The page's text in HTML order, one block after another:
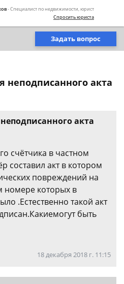
- Специалист по недвижимости, юрист
Спросить юриста
Задать вопрос
неподписанного акта
акта
счётчика в частном
составил акт в котором
повреждений на
номере которых в
.Естественно такой акт
быть
18 декабря 2018 г. 11:15